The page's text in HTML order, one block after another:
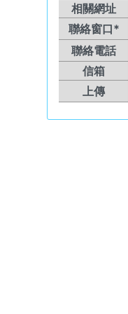
相關網址
聯絡窗口*
聯絡電話
信箱
上傳